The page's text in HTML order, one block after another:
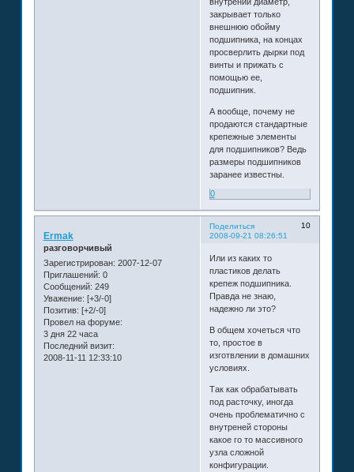
закрывает только
внешнюю обойму
подшипника, на концах
просверлить дырки под
винты и прижать с
помощью ее,
подшипник.
А вообще, почему не
продаются стандартные
крепежные элементы
для подшипников? Ведь
размеры подшипников
заранее известны.
0
Поделиться
10
2008-09-21 08:26:51
Ermak
разговорчивый
Зарегистрирован: 2007-12-07
Приглашений: 0
Сообщений: 249
Уважение: [+3/-0]
Позитив: [+2/-0]
Провел на форуме:
3 дня 22 часа
Последний визит:
2008-11-11 12:33:10
Или из каких то
пластиков делать
крепеж подшипника.
Правда не знаю,
надежно ли это?
В общем хочеться что
то, простое в
изготвлении в домашних
условиях.
Так как обрабатывать
под расточку, иногда
очень проблематично с
внутреней стороны
какое го то массивного
узла сложной
конфигурации.